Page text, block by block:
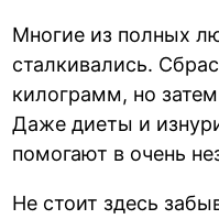
Многие из полных
сталкивались.
килограмм, но
Даже диеты и
помогают в очень
Не стоит здесь